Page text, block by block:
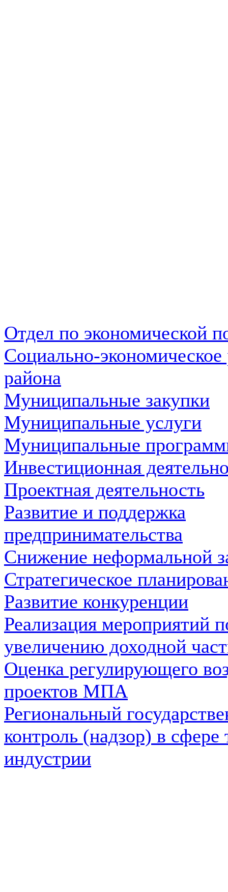
Отдел по экономической
Социально-экономическое
района
Муниципальные закупки
Муниципальные услуги
Муниципальные
Инвестиционная
Проектная деятельность
Развитие и поддержка
предпринимательства
Снижение неформальной
Стратегическое
Развитие конкуренции
Реализация мероприятий
увеличению доходной
Оценка регулирующего
проектов МПА
Региональный
контроль (надзор) в сфере
индустрии